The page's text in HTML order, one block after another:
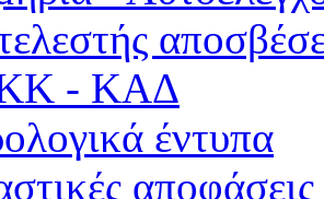
- ΚΑΔ
έντυπα
αποφάσεις